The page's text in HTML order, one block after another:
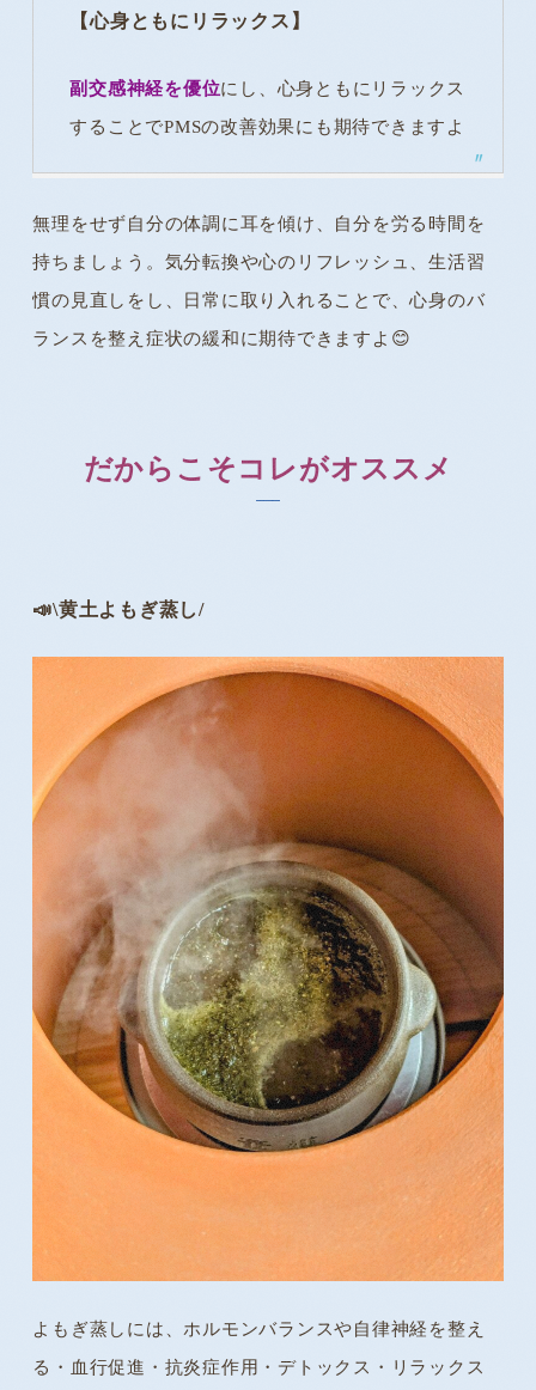
【心身ともにリラックス】
副交感神経を優位にし、心身ともにリラックス
することでPMSの改善効果にも期待できますよ
無理をせず自分の体調に耳を傾け、自分を労る時間を
持ちましょう。気分転換や心のリフレッシュ、生活習
慣の見直しをし、日常に取り入れることで、心身のバ
ランスを整え症状の緩和に期待できますよ😊
だからこそコレがオススメ
📣\黄土よもぎ蒸し/
よもぎ蒸しには、ホルモンバランスや自律神経を整え
る・血行促進・抗炎症作用・デトックス・リラックス